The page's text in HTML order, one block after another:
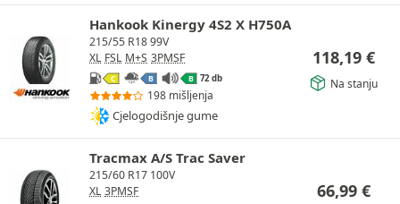
Hankook Kinergy 4S2 X H750A
215/55 R18 99V
XL FSL M+S 3PMSF
C B B 72 db
198 mišljenja
Cjelogodišnje gume
118,19 €
Na stanju
Tracmax A/S Trac Saver
215/60 R17 100V
XL 3PMSF 66,99 €